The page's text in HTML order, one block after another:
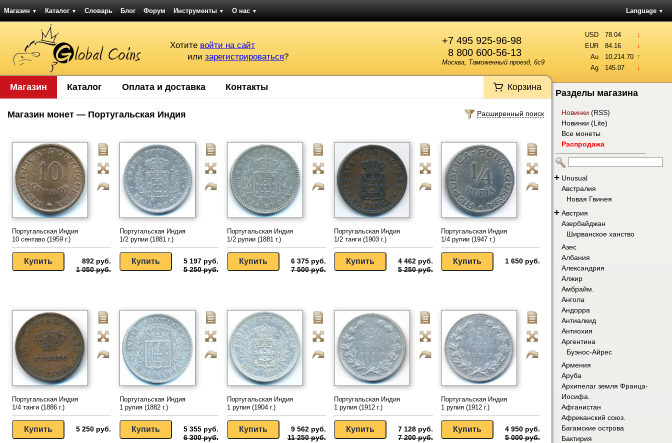
Магазин ▼ Каталог ▼ Словарь Блог Форум Инструменты ▼ О нас ▼ Language ▼
+7 495 925-96-98
8 800 600-56-13
Москва, Таможенный проезд, 6с9
Хотите войти на сайт
или зарегистрироваться?
USD 78.04 ↓
EUR 84.16 ↓
Au 10,214.70 ↑
Ag 145.07 ↓
Магазин Каталог Оплата и доставка Контакты Корзина
Расширенный поиск
Магазин монет — Португальская Индия
Португальская Индия
10 сентаво (1959 г.)
892 руб.
1 050 руб.
Португальская Индия
1/2 рупии (1881 г.)
5 197 руб.
5 250 руб.
Португальская Индия
1/2 рупии (1881 г.)
6 375 руб.
7 500 руб.
Португальская Индия
1/2 танги (1903 г.)
4 462 руб.
5 250 руб.
Португальская Индия
1/4 рупии (1947 г.)
1 650 руб.
Португальская Индия
1/4 танги (1886 г.)
5 250 руб.
Португальская Индия
1 рупия (1882 г.)
5 355 руб.
6 300 руб.
Португальская Индия
1 рупия (1904 г.)
9 562 руб.
11 250 руб.
Португальская Индия
1 рупия (1912 г.)
7 128 руб.
7 200 руб.
Португальская Индия
1 рупия (1912 г.)
4 950 руб.
5 000 руб.
Разделы магазина
Новинки (RSS)
Новинки (Lite)
Все монеты
Распродажа
+ Unusual
Австралия
Новая Гвинея
+ Австрия
Азербайджан
Ширванское ханство
Азес
Албания
Александрия
Алжир
Амбрайм.
Ангола
Андорра
Антиалкид
Антиохия
Аргентина
Буэнос-Айрес
Армения
Аруба
Архипелаг земля Франца-
Иосифа.
Афганистан
Африканский союз.
Багамские острова
Бактирия